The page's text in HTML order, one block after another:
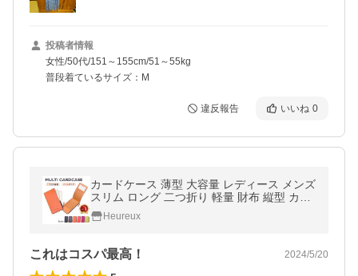
投稿者情報
女性/50代/151～155cm/51～55kg
普段着ているサイズ：M
違反報告 いいね 0
カードケース 薄型 大容量 レディース メンズ
スリム ロング 二つ折り 軽量 財布 縦型 カー
ド入れ 薄い 長財布 高級感 多機能 収納
Heureux
これはコスパ最高！ 2024/5/20